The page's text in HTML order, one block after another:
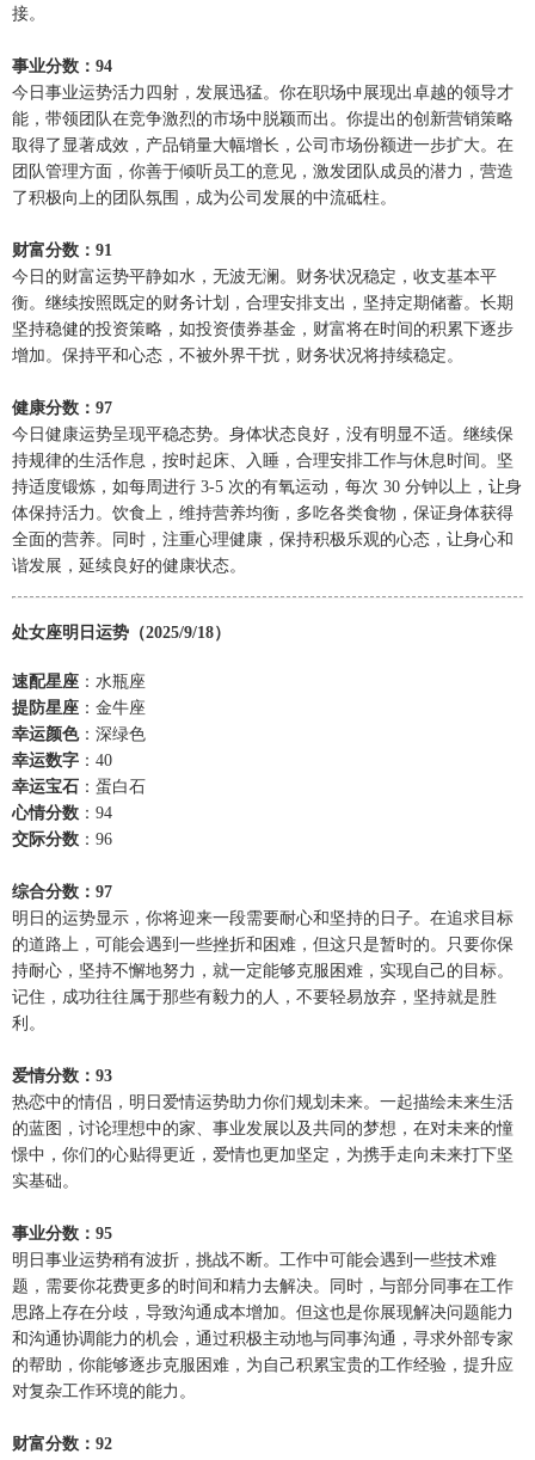
接。
事业分数：94
今日事业运势活力四射，发展迅猛。你在职场中展现出卓越的领导才
能，带领团队在竞争激烈的市场中脱颖而出。你提出的创新营销策略
取得了显著成效，产品销量大幅增长，公司市场份额进一步扩大。在
团队管理方面，你善于倾听员工的意见，激发团队成员的潜力，营造
了积极向上的团队氛围，成为公司发展的中流砥柱。
财富分数：91
今日的财富运势平静如水，无波无澜。财务状况稳定，收支基本平
衡。继续按照既定的财务计划，合理安排支出，坚持定期储蓄。长期
坚持稳健的投资策略，如投资债券基金，财富将在时间的积累下逐步
增加。保持平和心态，不被外界干扰，财务状况将持续稳定。
健康分数：97
今日健康运势呈现平稳态势。身体状态良好，没有明显不适。继续保
持规律的生活作息，按时起床、入睡，合理安排工作与休息时间。坚
持适度锻炼，如每周进行 3-5 次的有氧运动，每次 30 分钟以上，让身
体保持活力。饮食上，维持营养均衡，多吃各类食物，保证身体获得
全面的营养。同时，注重心理健康，保持积极乐观的心态，让身心和
谐发展，延续良好的健康状态。
处女座明日运势（2025/9/18）
速配星座 ：水瓶座
提防星座 ：金牛座
幸运颜色：深绿色
幸运数字 ：40
幸运宝石 ：蛋白石
心情分数 ：94
交际分数 ：96
综合分数：97
明日的运势显示，你将迎来一段需要耐心和坚持的日子。在追求目标
的道路上，可能会遇到一些挫折和困难，但这只是暂时的。只要你保
持耐心，坚持不懈地努力，就一定能够克服困难，实现自己的目标。
记住，成功往往属于那些有毅力的人，不要轻易放弃，坚持就是胜
利。
爱情分数：93
热恋中的情侣，明日爱情运势助力你们规划未来。一起描绘未来生活
的蓝图，讨论理想中的家、事业发展以及共同的梦想，在对未来的憧
憬中，你们的心贴得更近，爱情也更加坚定，为携手走向未来打下坚
实基础。
事业分数：95
明日事业运势稍有波折，挑战不断。工作中可能会遇到一些技术难
题，需要你花费更多的时间和精力去解决。同时，与部分同事在工作
思路上存在分歧，导致沟通成本增加。但这也是你展现解决问题能力
和沟通协调能力的机会，通过积极主动地与同事沟通，寻求外部专家
的帮助，你能够逐步克服困难，为自己积累宝贵的工作经验，提升应
对复杂工作环境的能力。
财富分数：92